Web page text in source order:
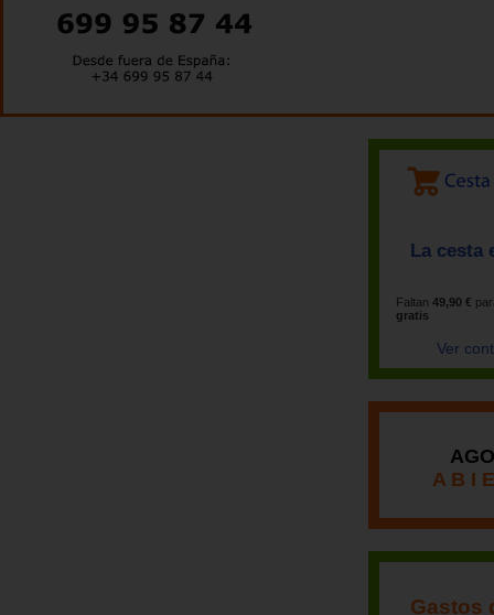
La cesta
Faltan 49,90 €
gratis
Ver
A B I
Gastos